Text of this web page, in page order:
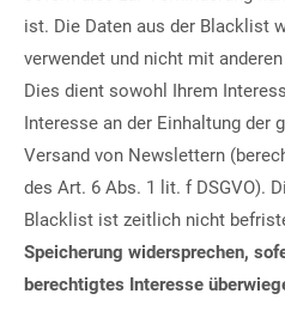
ist. Die Daten aus der Blacklist
verwendet und nicht mit
Dies dient sowohl Ihrem
Interesse an der Einhaltung der
Versand von Newslettern
des Art. 6 Abs. 1 lit. f DSGVO).
Blacklist ist zeitlich nicht
Speicherung widersprechen,
berechtigtes Interesse